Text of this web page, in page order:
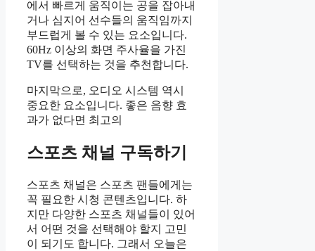
에서 빠르게 움직이는 공을 잡아내
거나 심지어 선수들의 움직임까지
부드럽게 볼 수 있는 요소입니다.
60Hz 이상의 화면 주사율을 가진
TV를 선택하는 것을 추천합니다.
마지막으로, 오디오 시스템 역시
중요한 요소입니다. 좋은 음향 효
과가 없다면 최고의
스포츠 채널 구독하기
스포츠 채널은 스포츠 팬들에게는
꼭 필요한 시청 콘텐츠입니다. 하
지만 다양한 스포츠 채널들이 있어
서 어떤 것을 선택해야 할지 고민
이 되기도 합니다. 그래서 오늘은